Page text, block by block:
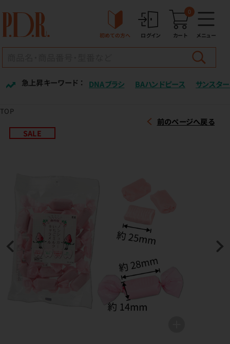
初めての方へ ログイン カート
0
メニュー
急上昇キーワード ： DNAブラシ BAハンドピース サンスター
TOP
前のページへ戻る
SALE